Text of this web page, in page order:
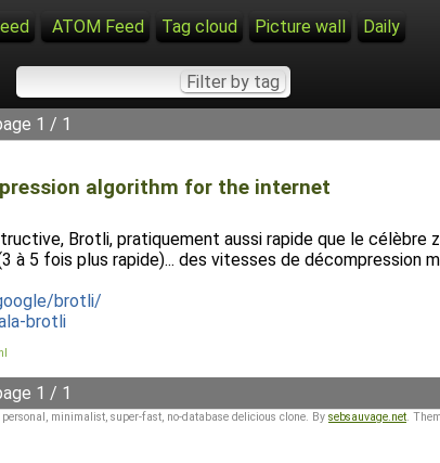
ATOM Feed Tag cloud Picture wall Daily
1 / 1
algorithm for the internet
Brotli, pratiquement aussi rapide que le célèbre
5 fois plus rapide)... des vitesses de décompression
brotli/
brotli
1 / 1
minimalist, super-fast, no-database delicious clone. By sebsauvage.net.